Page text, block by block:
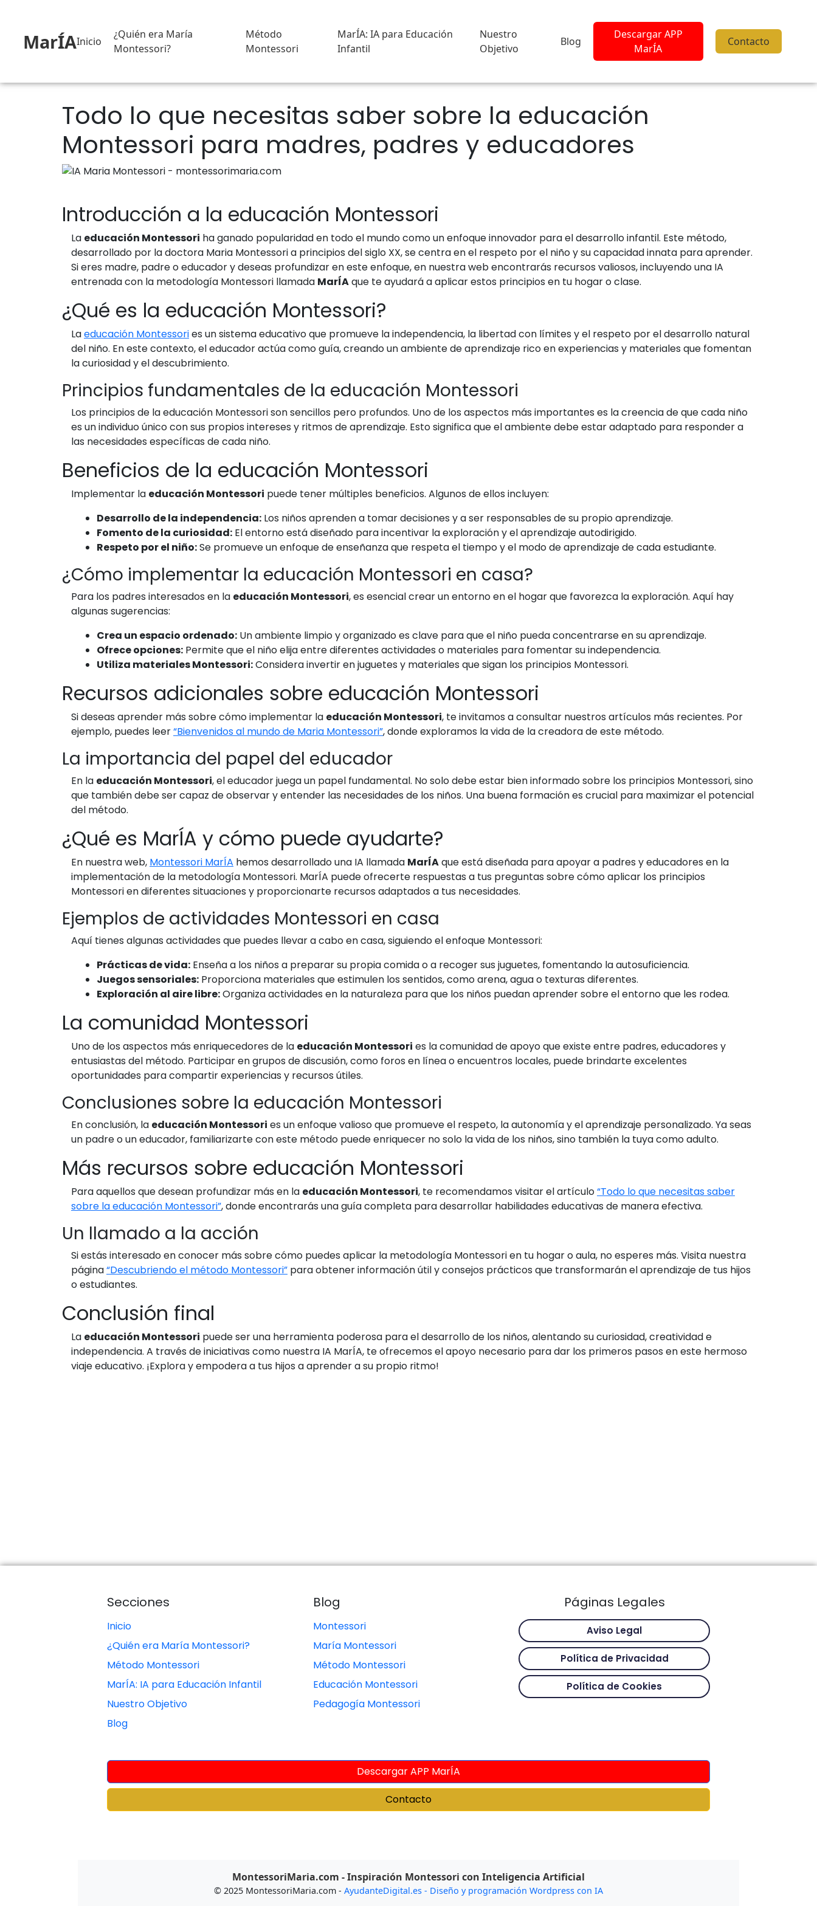
MarÍAInicio
¿Quién era María
Montessori?
Método
Montessori
MarÍA: IA para Educación
Infantil
Nuestro
Objetivo
Blog
Descargar APP
MarÍA
Contacto
Todo lo que necesitas saber sobre la educación
Montessori para madres, padres y educadores
Introducción a la educación Montessori
La educación Montessori ha ganado popularidad en todo el mundo como un enfoque innovador para el desarrollo infantil. Este método,
desarrollado por la doctora Maria Montessori a principios del siglo XX, se centra en el respeto por el niño y su capacidad innata para aprender.
Si eres madre, padre o educador y deseas profundizar en este enfoque, en nuestra web encontrarás recursos valiosos, incluyendo una IA
entrenada con la metodología Montessori llamada MarÍAque te ayudará a aplicar estos principios en tu hogar o clase.
¿Qué es la educación Montessori?
Laeducación Montessories un sistema educativo que promueve la independencia, la libertad con límites y el respeto por el desarrollo natural
del niño. En este contexto, el educador actúa como guía, creando un ambiente de aprendizaje rico en experiencias y materiales que fomentan
la curiosidad y el descubrimiento.
Principios fundamentales de la educación Montessori
Los principios de la educación Montessori son sencillos pero profundos. Uno de los aspectos más importantes es la creencia de que cada niño
es un individuo único con sus propios intereses y ritmos de aprendizaje. Esto significa que el ambiente debe estar adaptado para responder a
las necesidades específicas de cada niño.
Beneficios de la educación Montessori
Implementar la educación Montessori puede tener múltiples beneficios. Algunos de ellos incluyen:
Desarrollo de la independencia: Los niños aprenden a tomar decisiones y a ser responsables de su propio aprendizaje.
Fomento de la curiosidad: El entorno está diseñado para incentivar la exploración y el aprendizaje autodirigido.
Respeto por el niño:Se promueve un enfoque de enseñanza que respeta el tiempo y el modo de aprendizaje de cada estudiante.
¿Cómo implementar la educación Montessori en casa?
Para los padres interesados en la educación Montessori, es esencial crear un entorno en el hogar que favorezca la exploración. Aquí hay
algunas sugerencias:
Crea un espacio ordenado: Un ambiente limpio y organizado es clave para que el niño pueda concentrarse en su aprendizaje.
Ofrece opciones: Permite que el niño elija entre diferentes actividades o materiales para fomentar su independencia.
Utiliza materiales Montessori:Considera invertir en juguetes y materiales que sigan los principios Montessori.
Recursos adicionales sobre educación Montessori
Si deseas aprender más sobre cómo implementar la educación Montessori, te invitamos a consultar nuestros artículos más recientes. Por
ejemplo, puedes leer“Bienvenidos al mundo de Maria Montessori”, donde exploramos la vida de la creadora de este método.
La importancia del papel del educador
En la educación Montessori, el educador juega un papel fundamental. No solo debe estar bien informado sobre los principios Montessori, sino
que también debe ser capaz de observar y entender las necesidades de los niños. Una buena formación es crucial para maximizar el potencial
del método.
¿Qué es MarÍA y cómo puede ayudarte?
En nuestra web, Montessori MarÍA hemos desarrollado una IA llamada MarÍAque está diseñada para apoyar a padres y educadores en la
implementación de la metodología Montessori. MarÍA puede ofrecerte respuestas a tus preguntas sobre cómo aplicar los principios
Montessori en diferentes situaciones y proporcionarte recursos adaptados a tus necesidades.
Ejemplos de actividades Montessori en casa
Aquí tienes algunas actividades que puedes llevar a cabo en casa, siguiendo el enfoque Montessori:
Prácticas de vida: Enseña a los niños a preparar su propia comida o a recoger sus juguetes, fomentando la autosuficiencia.
Juegos sensoriales: Proporciona materiales que estimulen los sentidos, como arena, agua o texturas diferentes.
Exploración al aire libre:Organiza actividades en la naturaleza para que los niños puedan aprender sobre el entorno que les rodea.
La comunidad Montessori
Uno de los aspectos más enriquecedores de la educación Montessori es la comunidad de apoyo que existe entre padres, educadores y
entusiastas del método. Participar en grupos de discusión, como foros en línea o encuentros locales, puede brindarte excelentes
oportunidades para compartir experiencias y recursos útiles.
Conclusiones sobre la educación Montessori
En conclusión, la educación Montessori es un enfoque valioso que promueve el respeto, la autonomía y el aprendizaje personalizado. Ya seas
un padre o un educador, familiarizarte con este método puede enriquecer no solo la vida de los niños, sino también la tuya como adulto.
Más recursos sobre educación Montessori
Para aquellos que desean profundizar más en la educación Montessori, te recomendamos visitar el artículo“Todo lo que necesitas saber
sobre la educación Montessori”, donde encontrarás una guía completa para desarrollar habilidades educativas de manera efectiva.
Un llamado a la acción
Si estás interesado en conocer más sobre cómo puedes aplicar la metodología Montessori en tu hogar o aula, no esperes más. Visita nuestra
página“Descubriendo el método Montessori” para obtener información útil y consejos prácticos que transformarán el aprendizaje de tus hijos
o estudiantes.
Conclusión final
La educación Montessori puede ser una herramienta poderosa para el desarrollo de los niños, alentando su curiosidad, creatividad e
independencia. A través de iniciativas como nuestra IA MarÍA, te ofrecemos el apoyo necesario para dar los primeros pasos en este hermoso
viaje educativo. ¡Explora y empodera a tus hijos a aprender a su propio ritmo!
Secciones
Inicio
¿Quién era María Montessori?
Método Montessori
MarÍA: IA para Educación Infantil
Nuestro Objetivo
Blog
Blog
Montessori
María Montessori
Método Montessori
Educación Montessori
Pedagogía Montessori
Páginas Legales
Aviso Legal
Política de Privacidad
Política de Cookies
Descargar APP MarÍA
Contacto
MontessoriMaria.com - Inspiración Montessori con Inteligencia Artificial
© 2025 MontessoriMaria.com - AyudanteDigital.es - Diseño y programación Wordpress con IA